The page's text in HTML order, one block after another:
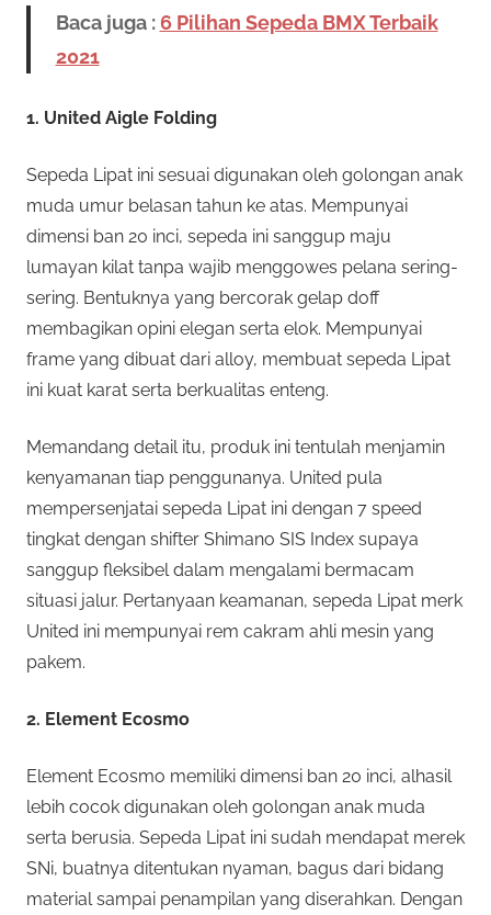
Baca juga :6 Pilihan Sepeda BMX Terbaik
2021
1. United Aigle Folding
Sepeda Lipat ini sesuai digunakan oleh golongan anak
muda umur belasan tahun ke atas. Mempunyai
dimensi ban 20 inci, sepeda ini sanggup maju
lumayan kilat tanpa wajib menggowes pelana sering-
sering. Bentuknya yang bercorak gelap doff
membagikan opini elegan serta elok. Mempunyai
frame yang dibuat dari alloy, membuat sepeda Lipat
ini kuat karat serta berkualitas enteng.
Memandang detail itu, produk ini tentulah menjamin
kenyamanan tiap penggunanya. United pula
mempersenjatai sepeda Lipat ini dengan 7 speed
tingkat dengan shifter Shimano SIS Index supaya
sanggup fleksibel dalam mengalami bermacam
situasi jalur. Pertanyaan keamanan, sepeda Lipat merk
United ini mempunyai rem cakram ahli mesin yang
pakem.
2. Element Ecosmo
Element Ecosmo memiliki dimensi ban 20 inci, alhasil
lebih cocok digunakan oleh golongan anak muda
serta berusia. Sepeda Lipat ini sudah mendapat merek
SNi, buatnya ditentukan nyaman, bagus dari bidang
material sampai penampilan yang diserahkan. Dengan